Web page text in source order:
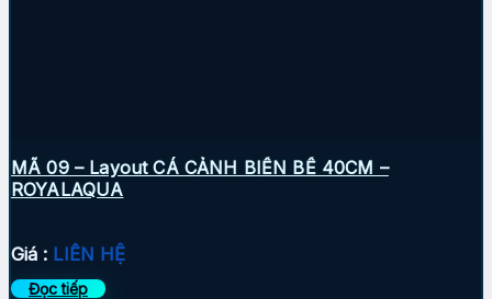
MÃ 09 – Layout CÁ CẢNH BIỂN BỂ 40CM –
ROYALAQUA
Giá : LIÊN HỆ
Đọc tiếp